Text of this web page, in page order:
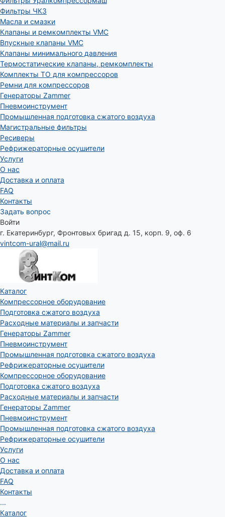
Фильтры ЧКЗ
Масла и смазки
Клапаны и ремкомплекты VMC
Впускные клапаны VMC
Клапаны минимального давления
Термостатические клапаны, ремкомплекты
Комплекты ТО для компрессоров
Ремни для компрессоров
Генераторы Zammer
Пневмоинструмент
Промышленная подготовка сжатого воздуха
Магистральные фильтры
Ресиверы
Рефрижераторные осушители
Услуги
О нас
Доставка и оплата
FAQ
Контакты
Задать вопрос
Войти
г. Екатеринбург, Фронтовых бригад д. 15, корп. 9, оф. 6
vintcom-ural@mail.ru
Каталог
Компрессорное оборудование
Подготовка сжатого воздуха
Расходные материалы и запчасти
Генераторы Zammer
Пневмоинструмент
Промышленная подготовка сжатого воздуха
Рефрижераторные осушители
Компрессорное оборудование
Подготовка сжатого воздуха
Расходные материалы и запчасти
Генераторы Zammer
Пневмоинструмент
Промышленная подготовка сжатого воздуха
Рефрижераторные осушители
Услуги
О нас
Доставка и оплата
FAQ
Контакты
...
Каталог